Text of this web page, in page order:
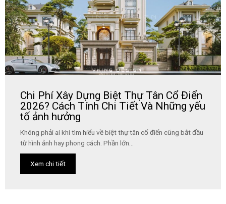
Chi Phí Xây Dựng Biệt Thự Tân Cổ Điển
2026? Cách Tính Chi Tiết Và Những yếu
tố ảnh hưởng
Không phải ai khi tìm hiểu về biệt thự tân cổ điển cũng bắt đầu
từ hình ảnh hay phong cách. Phần lớn...
Xem chi tiết